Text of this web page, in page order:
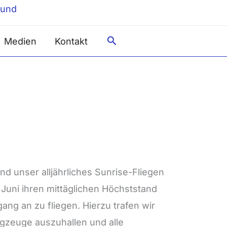
Medien Kontakt Suche
unser alljährliches Sunrise-Fliegen
ihren mittäglichen Höchststand
an zu fliegen. Hierzu trafen wir
auszuhallen und alle